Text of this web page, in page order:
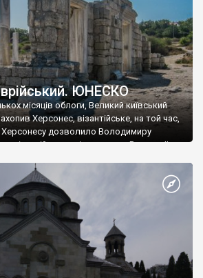
ЮНЕСКО
місяців облоги, Великий київський
Херсонес, візантійське, на той час,
Херсонесу дозволило Володимиру
візантійському імператору Василю ІІ, та
язичник, став Василем-християнином.
Русі. На честь Херсонесу Таврійського